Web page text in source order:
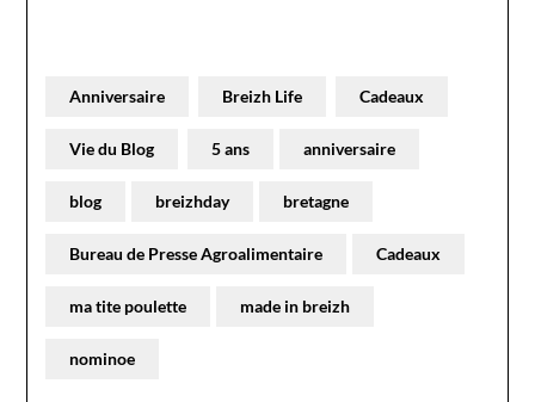
Anniversaire Breizh Life Cadeaux
Vie du Blog 5 ans anniversaire
blog breizhday bretagne
Bureau de Presse Agroalimentaire Cadeaux
ma tite poulette made in breizh
nominoe